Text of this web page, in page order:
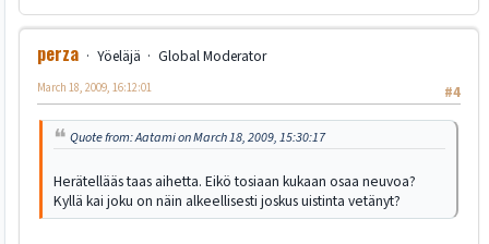
perza Yöeläjä
Global Moderator
#4
March 18, 2009, 16:12:01
Quote from: Aatami on March 18, 2009, 15:30:17
Herätellääs taas aihetta. Eikö tosiaan kukaan osaa neuvoa?
Kyllä kai joku on näin alkeellisesti joskus uistinta vetänyt?